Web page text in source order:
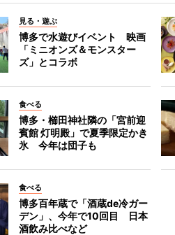
見る・遊ぶ
博多で水遊びイベント 映画
「ミニオンズ＆モンスター
ズ」とコラボ
食べる
博多・櫛田神社隣の「宮前迎
賓館 灯明殿」で夏季限定かき
氷 今年は団子も
食べる
博多百年蔵で「酒蔵de冷ガー
デン」、今年で10回目 日本
酒飲み比べなど